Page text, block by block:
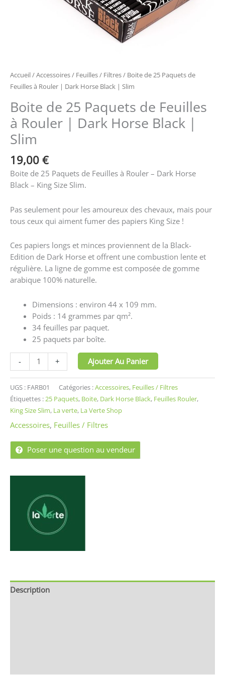
Accueil/Accessoires/ Feuilles / Filtres/ Boite de 25 Paquets de
Feuilles à Rouler | Dark Horse Black | Slim
Boite de 25 Paquets de Feuilles
à Rouler | Dark Horse Black |
Slim
19,00 €
Boite de 25 Paquets de Feuilles à Rouler – Dark Horse
Black – King Size Slim.
Pas seulement pour les amoureux des chevaux, mais pour
tous ceux qui aiment fumer des papiers King Size !
Ces papiers longs et minces proviennent de la Black-
Edition de Dark Horse et offrent une combustion lente et
régulière. La ligne de gomme est composée de gomme
arabique 100% naturelle.
Dimensions : environ 44 x 109 mm.
Poids : 14 grammes par qm².
34 feuilles par paquet.
25 paquets par boîte.
- + Ajouter Au Panier
UGS : FARB01 Catégories :Accessoires, Feuilles / Filtres
Étiquettes :25 Paquets, Boite, Dark Horse Black, Feuilles Rouler,
King Size Slim, La verte, La Verte Shop
Accessoires, Feuilles / Filtres
Poser une question au vendeur
Description